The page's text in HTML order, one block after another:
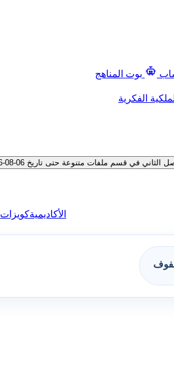
بوت المناهج
الفكرية
في قسم ملفات متنوعة حتى تاريخ 06-08-2026
الأكاديميةكويزات